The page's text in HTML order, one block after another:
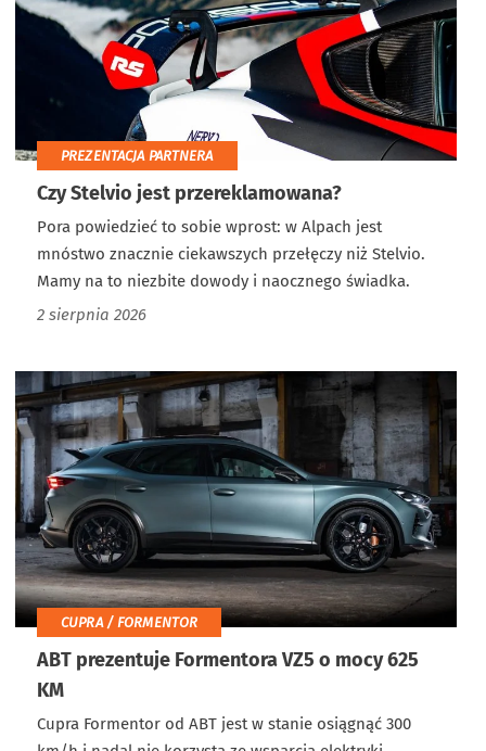
PREZENTACJA PARTNERA
Czy Stelvio jest przereklamowana?
Pora powiedzieć to sobie wprost: w Alpach jest
mnóstwo znacznie ciekawszych przełęczy niż Stelvio.
Mamy na to niezbite dowody i naocznego świadka.
2 sierpnia 2026
CUPRA / FORMENTOR
ABT prezentuje Formentora VZ5 o mocy 625
KM
Cupra Formentor od ABT jest w stanie osiągnąć 300